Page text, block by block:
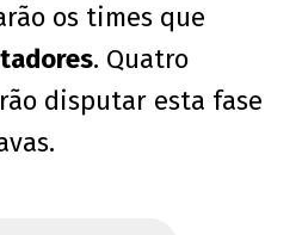
os times que
. Quatro
disputar esta fase